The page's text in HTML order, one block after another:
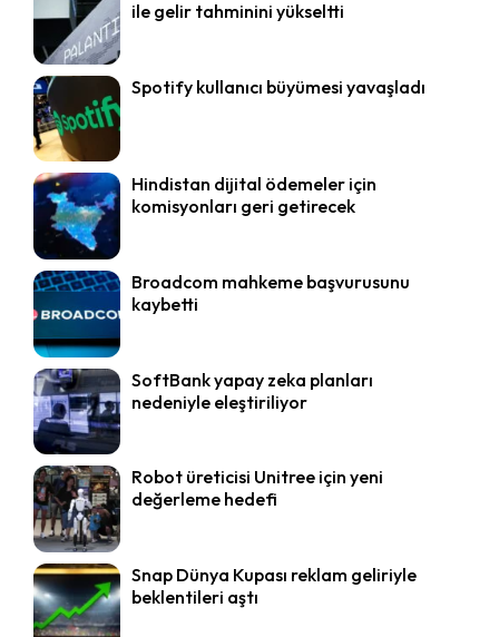
ile gelir tahminini yükseltti
Spotify kullanıcı büyümesi yavaşladı
Hindistan dijital ödemeler için
komisyonları geri getirecek
Broadcom mahkeme başvurusunu
kaybetti
SoftBank yapay zeka planları
nedeniyle eleştiriliyor
Robot üreticisi Unitree için yeni
değerleme hedefi
Snap Dünya Kupası reklam geliriyle
beklentileri aştı